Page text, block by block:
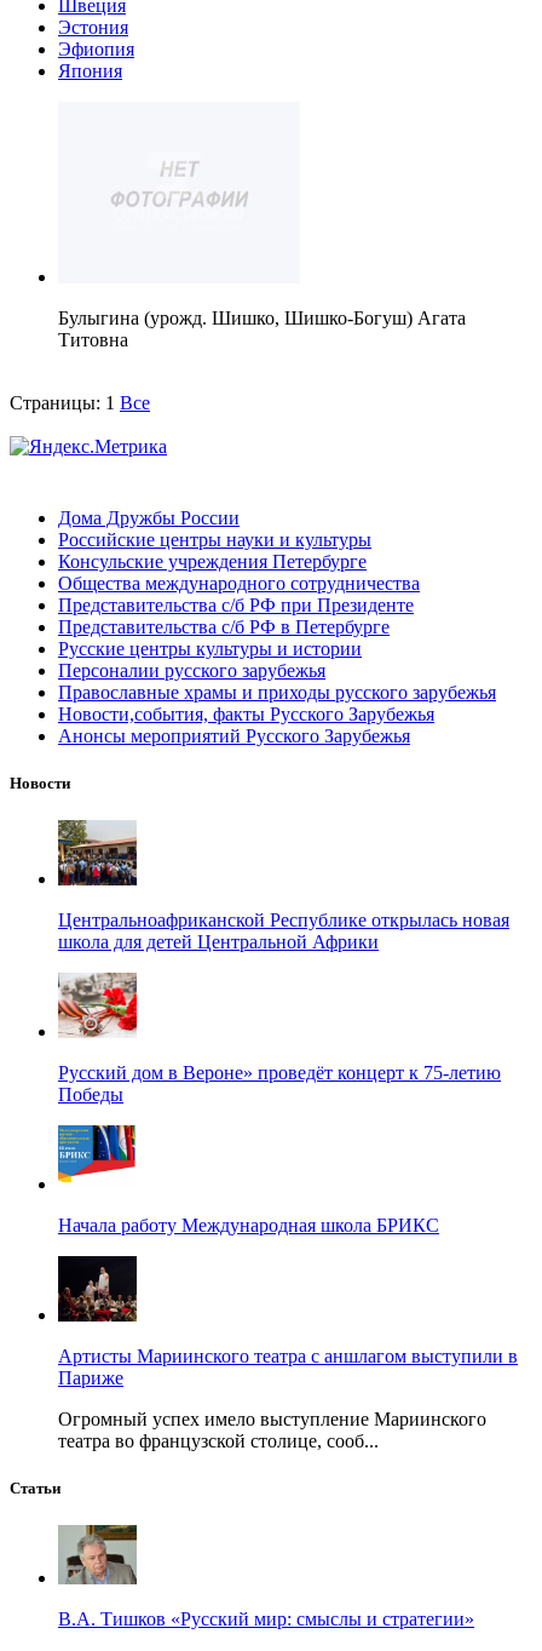
Швеция
Эстония
Эфиопия
Япония
Булыгина (урожд. Шишко, Шишко-Богуш) Агата
Титовна
Страницы: 1 Все
Дома Дружбы России
Российские центры науки и культуры
Консульские учреждения Петербурге
Общества международного сотрудничества
Представительства с/б РФ при Президенте
Представительства с/б РФ в Петербурге
Русские центры культуры и истории
Персоналии русского зарубежья
Православные храмы и приходы русского зарубежья
Новости,события, факты Русского Зарубежья
Анонсы мероприятий Русского Зарубежья
Новости
Центральноафриканской Республике открылась новая
школа для детей Центральной Африки
Русский дом в Вероне» проведёт концерт к 75-летию
Победы
Начала работу Международная школа БРИКС
Артисты Мариинского театра с аншлагом выступили в
Париже
Огромный успех имело выступление Мариинского
театра во французской столице, сооб...
Статьи
В.А. Тишков «Русский мир: смыслы и стратегии»